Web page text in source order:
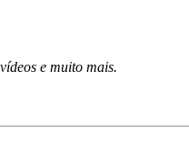
e muito mais.